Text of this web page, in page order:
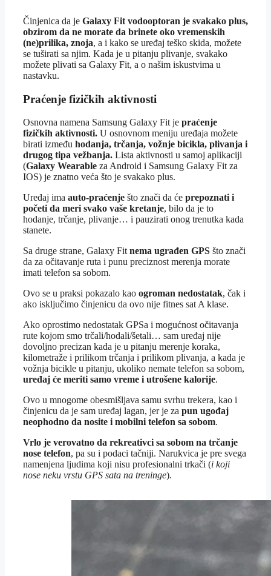
Činjenica da je Galaxy Fit vodooptoran je svakako plus,
obzirom da ne morate da brinete oko vremenskih
(ne)prilika, znoja, a i kako se uređaj teško skida, možete
se tuširati sa njim. Kada je u pitanju plivanje, svakako
možete plivati sa Galaxy Fit, a o našim iskustvima u
nastavku.
Praćenje fizičkih aktivnosti
Osnovna namena Samsung Galaxy Fit je praćenje
fizičkih aktivnosti. U osnovnom meniju uređaja možete
birati između hodanja, trčanja, vožnje bicikla, plivanja i
drugog tipa vežbanja. Lista aktivnosti u samoj aplikaciji
(Galaxy Wearable za Android i Samsung Galaxy Fit za
IOS) je znatno veća što je svakako plus.
Uređaj ima auto-praćenje što znači da će prepoznati i
početi da meri svako vaše kretanje, bilo da je to
hodanje, trčanje, plivanje… i pauzirati onog trenutka kada
stanete.
Sa druge strane, Galaxy Fit nema ugrađen GPS što znači
da za očitavanje ruta i punu preciznost merenja morate
imati telefon sa sobom.
Ovo se u praksi pokazalo kao ogroman nedostatak, čak i
ako isključimo činjenicu da ovo nije fitnes sat A klase.
Ako oprostimo nedostatak GPSa i mogućnost očitavanja
rute kojom smo trčali/hodali/šetali… sam uređaj nije
dovoljno precizan kada je u pitanju merenje koraka,
kilometraže i prilikom trčanja i prilikom plivanja, a kada je
vožnja bicikle u pitanju, ukoliko nemate telefon sa sobom,
uređaj će meriti samo vreme i utrošene kalorije.
Ovo u mnogome obesmišljava samu svrhu trekera, kao i
činjenicu da je sam uređaj lagan, jer je za pun ugođaj
neophodno da nosite i mobilni telefon sa sobom.
Vrlo je verovatno da rekreativci sa sobom na trčanje
nose telefon, pa su i podaci tačniji. Narukvica je pre svega
namenjena ljudima koji nisu profesionalni trkači (i koji
nose neku vrstu GPS sata na treninge).